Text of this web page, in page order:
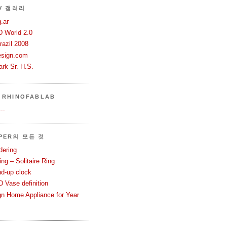
갤러리
World 2.0
2008
Sr. H.S.
RHINOFABLAB
의 모든 것
– Solitaire Ring
up clock
Vase definition
Home Appliance for Year